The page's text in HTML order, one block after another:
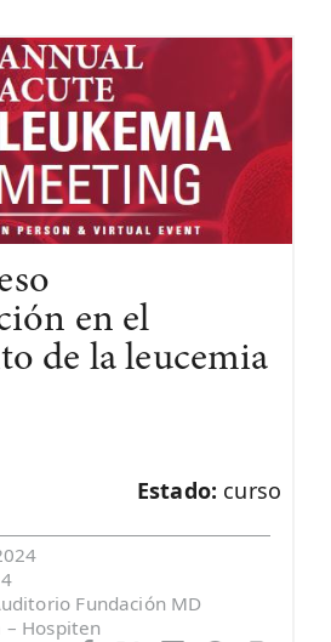
en el
de la leucemia
Estado: curso
Fundación MD
– Hospiten